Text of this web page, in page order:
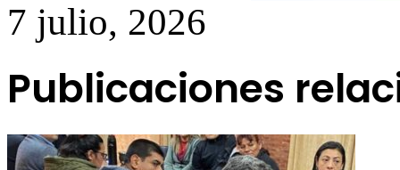
7 julio, 2026
Publicaciones